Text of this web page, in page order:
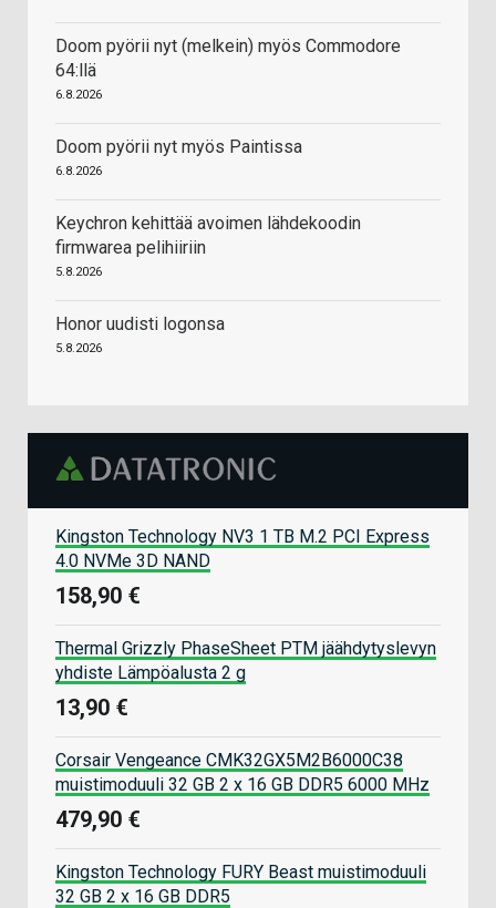
Doom pyörii nyt (melkein) myös Commodore
64:llä
6.8.2026
Doom pyörii nyt myös Paintissa
6.8.2026
Keychron kehittää avoimen lähdekoodin
firmwarea pelihiiriin
5.8.2026
Honor uudisti logonsa
5.8.2026
Kingston Technology NV3 1 TB M.2 PCI Express
4.0 NVMe 3D NAND
158,90 €
Thermal Grizzly PhaseSheet PTM jäähdytyslevyn
yhdiste Lämpöalusta 2 g
13,90 €
Corsair Vengeance CMK32GX5M2B6000C38
muistimoduuli 32 GB 2 x 16 GB DDR5 6000 MHz
479,90 €
Kingston Technology FURY Beast muistimoduuli
32 GB 2 x 16 GB DDR5